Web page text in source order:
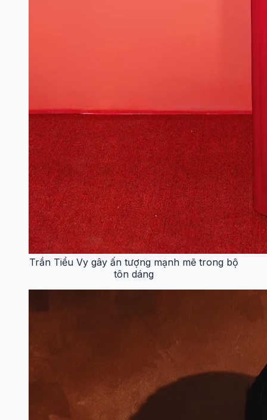
Trần Tiểu Vy gây ấn tượng mạnh mẽ trong bộ
tôn dáng